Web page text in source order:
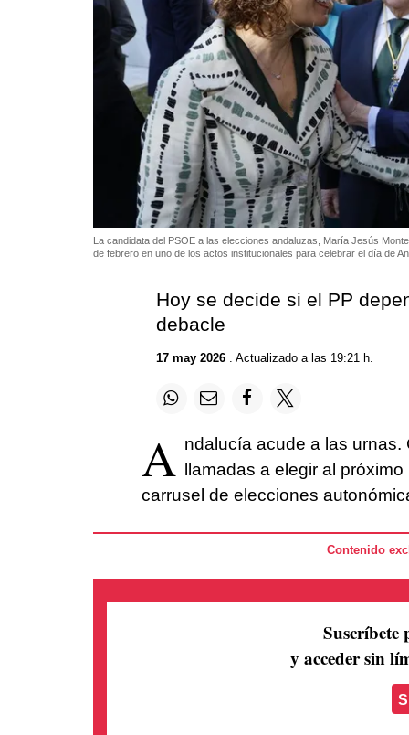
La candidata del PSOE a las elecciones andaluzas, María Jesús
de febrero en uno de los actos institucionales para celebrar el día de
Hoy se decide si el PP
debacle
17 may 2026. Actualizado a las 19:21 h.
A ndalucía acude a las
llamadas a elegir al
carrusel de elecciones
Contenido
Suscríbete
y acceder sin